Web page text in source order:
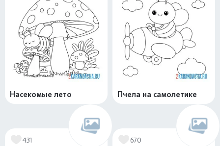
Насекомые лето Пчела на самолетике
431 670